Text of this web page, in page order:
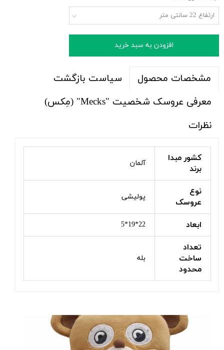
ارتفاع 22 سانتی متر
افزودن به سبد خرید
مشخصات محصول
سیاست بازگشت
معرفی عروسک شخصیت "Mecks" (مِکس)
نظرات
کشور مبدا
برند
آلمان
نوع
عروسک
پولیشی
ابعاد 22*19*5
تعداد
ساخت
محدود
بله